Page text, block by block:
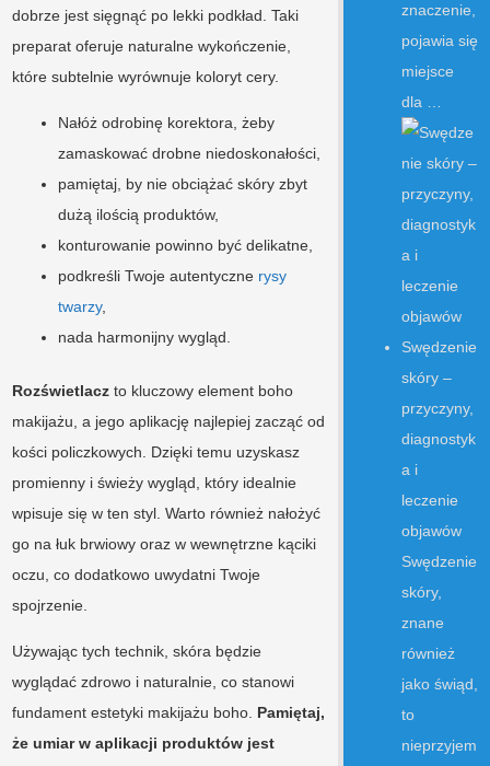
dobrze jest sięgnąć po lekki podkład. Taki
preparat oferuje naturalne wykończenie,
które subtelnie wyrównuje koloryt cery.
Nałóż odrobinę korektora, żeby
zamaskować drobne niedoskonałości,
pamiętaj, by nie obciążać skóry zbyt
dużą ilością produktów,
konturowanie powinno być delikatne,
podkreśli Twoje autentyczne rysy
twarzy,
nada harmonijny wygląd.
Rozświetlacz to kluczowy element boho
makijażu, a jego aplikację najlepiej zacząć od
kości policzkowych. Dzięki temu uzyskasz
promienny i świeży wygląd, który idealnie
wpisuje się w ten styl. Warto również nałożyć
go na łuk brwiowy oraz w wewnętrzne kąciki
oczu, co dodatkowo uwydatni Twoje
spojrzenie.
Używając tych technik, skóra będzie
wyglądać zdrowo i naturalnie, co stanowi
fundament estetyki makijażu boho. Pamiętaj,
że umiar w aplikacji produktów jest
znaczenie,
pojawia się
miejsce
dla …
Swędzenie
skóry –
przyczyny,
diagnostyk
a i
leczenie
objawów
Swędzenie
skóry,
znane
również
jako świąd,
to
nieprzyjem